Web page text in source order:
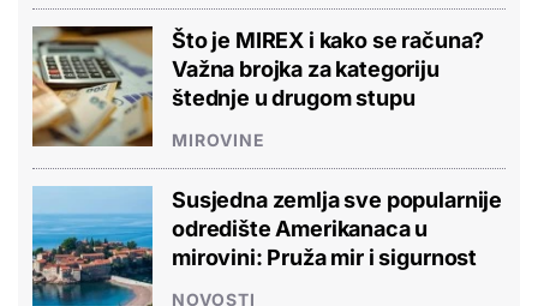
Što je MIREX i kako se računa?
Važna brojka za kategoriju
štednje u drugom stupu
MIROVINE
Susjedna zemlja sve popularnije
odredište Amerikanaca u
mirovini: Pruža mir i sigurnost
NOVOSTI